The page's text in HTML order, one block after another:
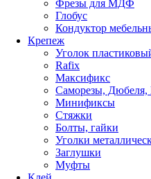
Фрезы для МДФ
Глобус
Кондуктор
Крепеж
Уголок
Rafix
Максификс
Саморезы,
Минификсы
Стяжки
Болты, гайки
Уголки
Заглушки
Муфты